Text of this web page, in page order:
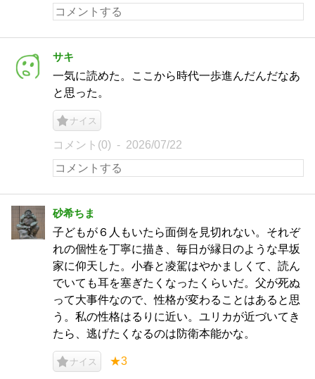
サキ
一気に読めた。ここから時代一歩進んだんだなあ
と思った。
ナイス
コメント(0) 2026/07/22
砂希ちま
子どもが６人もいたら面倒を見切れない。それぞ
れの個性を丁寧に描き、毎日が縁日のような早坂
家に仰天した。小春と凌駕はやかましくて、読ん
でいても耳を塞ぎたくなったくらいだ。父が死ぬ
って大事件なので、性格が変わることはあると思
う。私の性格はるりに近い。ユリカが近づいてき
たら、逃げたくなるのは防衛本能かな。
ナイス ★3